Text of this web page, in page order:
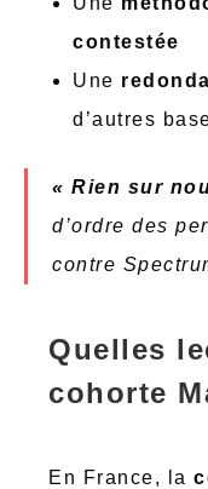
contestée
Une
d’autres
« Rien sur
d’ordre des
contre
Quelles
cohorte
En France, la